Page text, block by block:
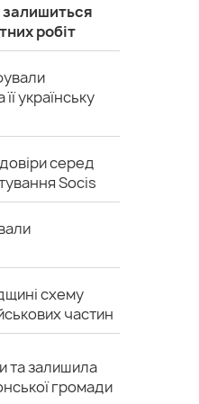
робіт
українську
серед
Socis
схему
частин
та залишила
громади